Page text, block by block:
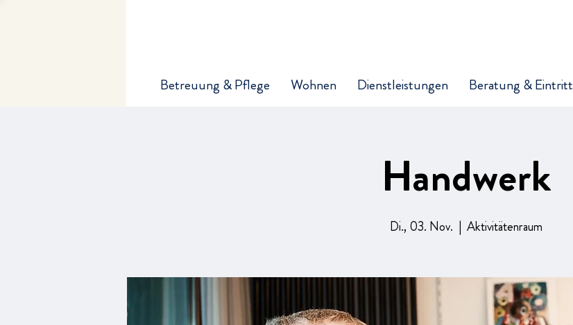
Betreuung & Pflege Wohnen Dienstleistungen Beratung & Eintritt
Handwerk
Di., 03. Nov.
  |
Aktivitätenraum